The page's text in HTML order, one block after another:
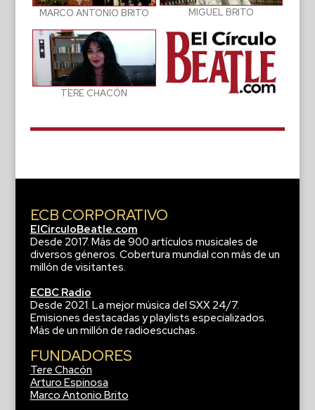
MARCO ANTONIO BRITO MIGUEL BRITO
TERE CHACÓN
ECB CORPORATIVO
ElCirculoBeatle.com
Desde 2017. Más de 900 artículos musicales de
diversos géneros. Cobertura mundial con más de un
millón de visitantes.
ECBC Radio
Desde 2021. La mejor música del SXX 24/7.
Emisiones destacadas y playlists especializados.
Más de un millón de radioescuchas.
FUNDADORES
Tere Chacón
Arturo Espinosa
Marco Antonio Brito